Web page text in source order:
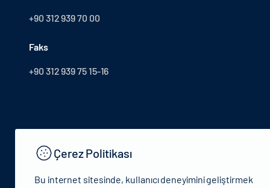
+90 312 939 70 00
Faks
+90 312 939 75 15-16
Çerez Politikası
Bu internet sitesinde, kullanıcı deneyimini geliştirmek